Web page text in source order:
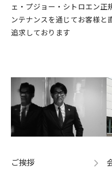
ェ・プジョー・シトロエン正
ンテナンスを通じてお客様と
追求しております
ご挨拶